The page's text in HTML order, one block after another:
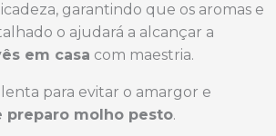
garantindo que os aromas e
o ajudará a alcançar a
em casa com maestria.
para evitar o amargor e
preparo molho pesto.